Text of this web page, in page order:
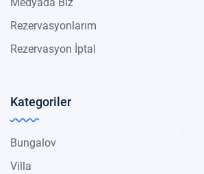
Rezervasyonlarım
Rezervasyon İptal
Kategoriler
Bungalov
Villa